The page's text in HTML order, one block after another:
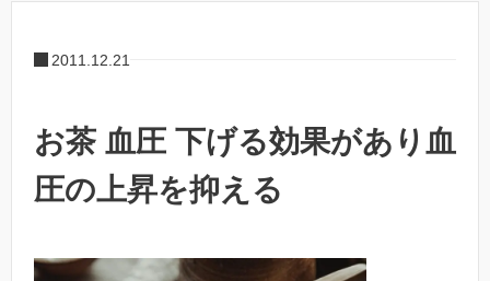
2011.12.21
お茶 血圧 下げる効果があり血
圧の上昇を抑える